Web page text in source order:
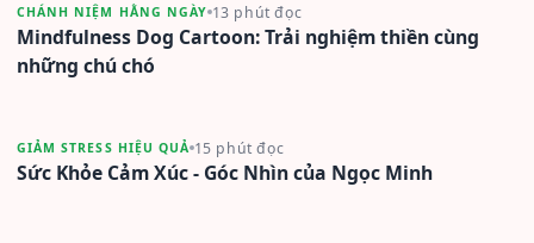
CHÁNH NIỆM HẰNG NGÀY 13 phút đọc
Mindfulness Dog Cartoon: Trải nghiệm thiền cùng
những chú chó
GIẢM STRESS HIỆU QUẢ 15 phút đọc
Sức Khỏe Cảm Xúc - Góc Nhìn của Ngọc Minh